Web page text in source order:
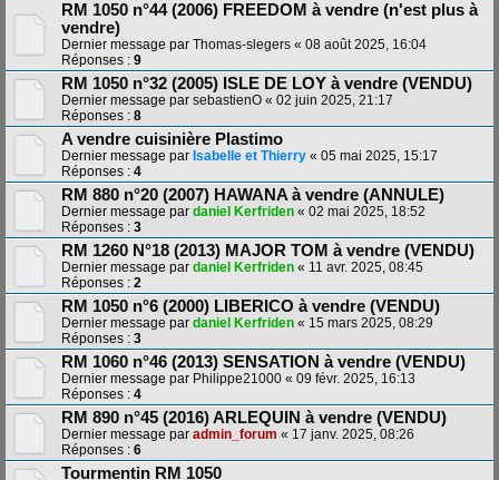
RM 1050 n°44 (2006) FREEDOM à vendre (n'est plus à
vendre)
Dernier message par Thomas-slegers « 08 août 2025, 16:04
Réponses : 9
RM 1050 n°32 (2005) ISLE DE LOY à vendre (VENDU)
Dernier message par sebastienO « 02 juin 2025, 21:17
Réponses : 8
A vendre cuisinière Plastimo
Dernier message par Isabelle et Thierry « 05 mai 2025, 15:17
Réponses : 4
RM 880 n°20 (2007) HAWANA à vendre (ANNULE)
Dernier message par daniel Kerfriden « 02 mai 2025, 18:52
Réponses : 3
RM 1260 N°18 (2013) MAJOR TOM à vendre (VENDU)
Dernier message par daniel Kerfriden « 11 avr. 2025, 08:45
Réponses : 2
RM 1050 n°6 (2000) LIBERICO à vendre (VENDU)
Dernier message par daniel Kerfriden « 15 mars 2025, 08:29
Réponses : 3
RM 1060 n°46 (2013) SENSATION à vendre (VENDU)
Dernier message par Philippe21000 « 09 févr. 2025, 16:13
Réponses : 4
RM 890 n°45 (2016) ARLEQUIN à vendre (VENDU)
Dernier message par admin_forum « 17 janv. 2025, 08:26
Réponses : 6
Tourmentin RM 1050